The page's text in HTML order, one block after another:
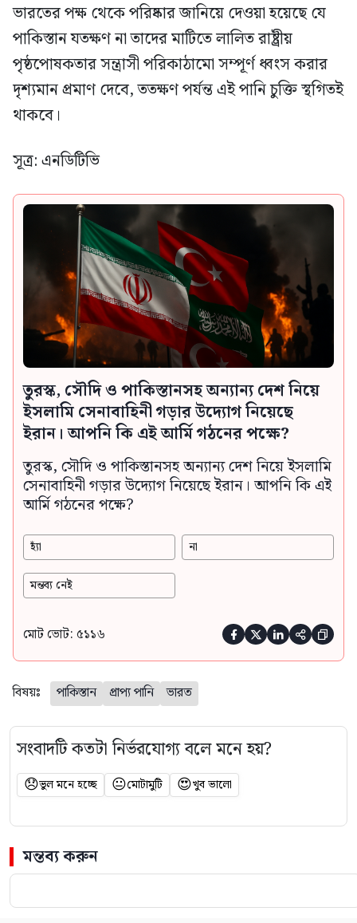
ভারতের পক্ষ থেকে পরিষ্কার জানিয়ে দেওয়া হয়েছে যে
পাকিস্তান যতক্ষণ না তাদের মাটিতে লালিত রাষ্ট্রীয়
পৃষ্ঠপোষকতার সন্ত্রাসী পরিকাঠামো সম্পূর্ণ ধ্বংস করার
দৃশ্যমান প্রমাণ দেবে, ততক্ষণ পর্যন্ত এই পানি চুক্তি স্থগিতই
থাকবে।
সূত্র: এনডিটিভি
তুরস্ক, সৌদি ও পাকিস্তানসহ অন্যান্য দেশ নিয়ে
ইসলামি সেনাবাহিনী গড়ার উদ্যোগ নিয়েছে
ইরান। আপনি কি এই আর্মি গঠনের পক্ষে?
তুরস্ক, সৌদি ও পাকিস্তানসহ অন্যান্য দেশ নিয়ে ইসলামি
সেনাবাহিনী গড়ার উদ্যোগ নিয়েছে ইরান। আপনি কি এই
আর্মি গঠনের পক্ষে?
হ্যাঁ না
মন্তব্য নেই
মোট ভোট: ৫১১৬     
বিষয়ঃ পাকিস্তান প্রাপ্য পানি ভারত
সংবাদটি কতটা নির্ভরযোগ্য বলে মনে হয়?
😞ভুল মনে হচ্ছে 😐মোটামুটি 😍খুব ভালো
মন্তব্য করুন